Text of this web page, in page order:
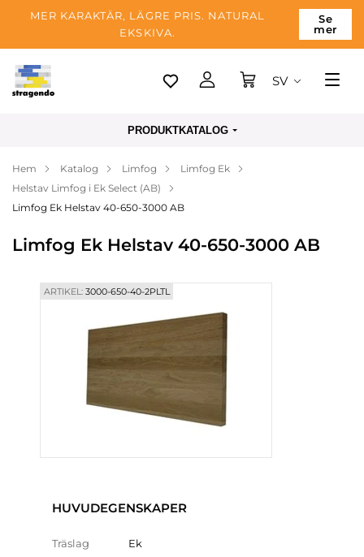
MER KARAKTÄR, LÄGRE PRIS. NATURAL
EKSKIVA.
Se
mer
Tallinn
Betalning
Om företaget
Blogg
SV
PRODUKTKATALOG
Hem Katalog Limfog
Limfog Ek
Helstav Limfog i Ek Select (AB)
Limfog Ek Helstav 40-650-3000 AB
Limfog Ek Helstav 40-650-3000 AB
ARTIKEL:3000-650-40-2PLTL
HUVUDEGENSKAPER
Träslag Ek